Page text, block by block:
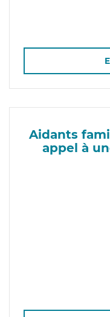
Aidants
appel à